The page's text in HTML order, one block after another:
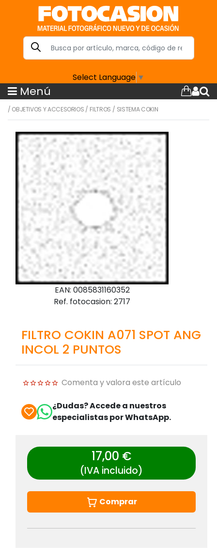
Select Language ▼
Menú
/ OBJETIVOS Y ACCESORIOS / FILTROS / SISTEMA COKIN
EAN: 0085831160352
Ref. fotocasion: 2717
FILTRO COKIN A071 SPOT ANG
INCOL 2 PUNTOS
Comenta y valora este artículo
¿Dudas? Accede a nuestros
especialistas por WhatsApp.
17,00 €
(IVA incluido)
Comprar